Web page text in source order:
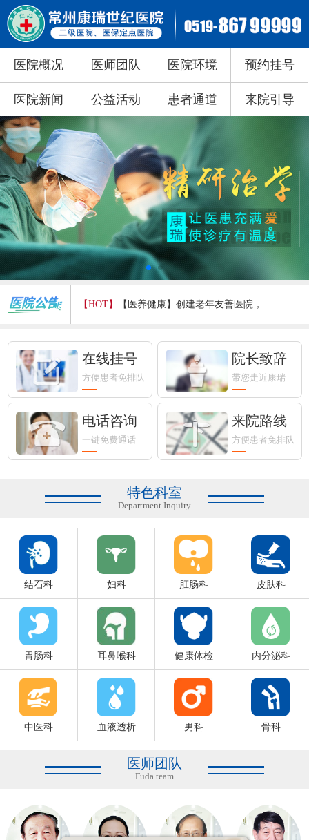
医院概况 医师团队 医院环境 预约挂号
医院新闻 公益活动 患者通道 来院引导
【HOT】 【医养健康】创建老年友善医院，...
常州市老科协医学分会成为“老年...
常州康瑞世纪医院纪念“5.12”国...
最新！常州市发热门诊（诊室）医...
全国消防日 | 筑牢医院安全“防火墙”
在线挂号
方便患者免排队
院长致辞
带您走近康瑞
电话咨询
一键免费通话
来院路线
方便患者免排队
特色科室
Department Inquiry
结石科 妇科 肛肠科 皮肤科
胃肠科 耳鼻喉科 健康体检 内分泌科
中医科 血液透析 男科 骨科
医师团队
Fuda team